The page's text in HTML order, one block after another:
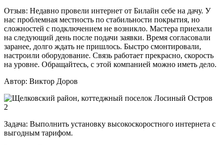
Отзыв: Недавно провели интернет от Билайн себе на дачу. У
нас проблемная местность по стабильности покрытия, но
сложностей с подключением не возникло. Мастера приехали
на следующий день после подачи заявки. Время согласовали
заранее, долго ждать не пришлось. Быстро смонтировали,
настроили оборудование. Связь работает прекрасно, скорость
на уровне. Обращайтесь, с этой компанией можно иметь дело.
Автор: Виктор Доров
Задача: Выполнить установку высокоскоростного интернета с
выгодным тарифом.